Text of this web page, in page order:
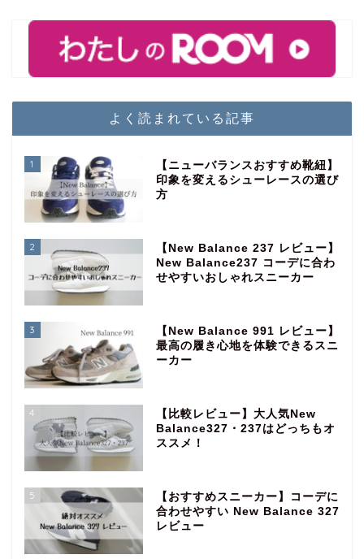
よく読まれている記事
1
【ニューバランスおすすめ靴紐】
印象を変えるシューレースの選び
方
2
【New Balance 237 レビュー】
New Balance237 コーデに合わ
せやすいおしゃれスニーカー
3
【New Balance 991 レビュー】
最高の履き心地を体験できるスニ
ーカー
4
【比較レビュー】大人気New
Balance327・237はどっちもオ
ススメ！
5
【おすすめスニーカー】コーデに
合わせやすい New Balance 327
レビュー